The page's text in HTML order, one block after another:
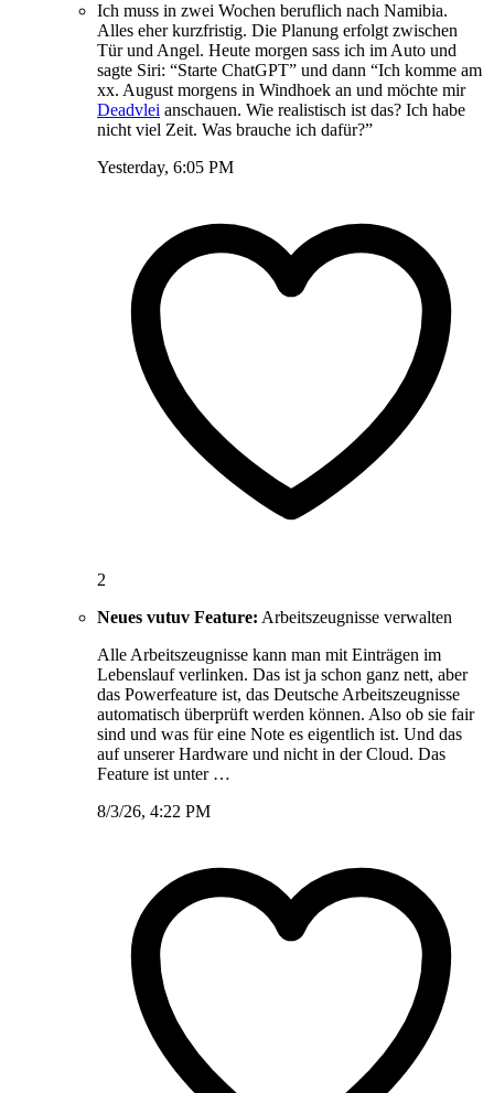
Ich muss in zwei Wochen beruflich nach Namibia.
Alles eher kurzfristig. Die Planung erfolgt zwischen
Tür und Angel. Heute morgen sass ich im Auto und
sagte Siri: “Starte ChatGPT” und dann “Ich komme am
xx. August morgens in Windhoek an und möchte mir
Deadvlei anschauen. Wie realistisch ist das? Ich habe
nicht viel Zeit. Was brauche ich dafür?”
Yesterday, 6:05 PM
2
Neues vutuv Feature: Arbeitszeugnisse verwalten
Alle Arbeitszeugnisse kann man mit Einträgen im
Lebenslauf verlinken. Das ist ja schon ganz nett, aber
das Powerfeature ist, das Deutsche Arbeitszeugnisse
automatisch überprüft werden können. Also ob sie fair
sind und was für eine Note es eigentlich ist. Und das
auf unserer Hardware und nicht in der Cloud. Das
Feature ist unter …
8/3/26, 4:22 PM